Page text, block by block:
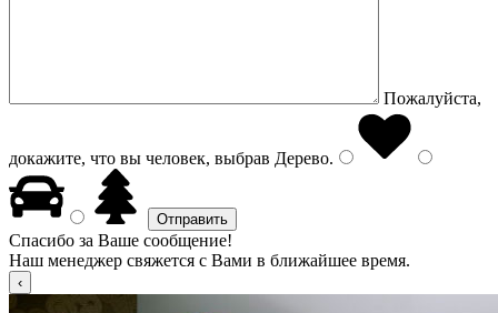
Пожалуйста,
докажите, что вы человек, выбрав Дерево.
Спасибо за Ваше сообщение!
Наш менеджер свяжется с Вами в ближайшее время.